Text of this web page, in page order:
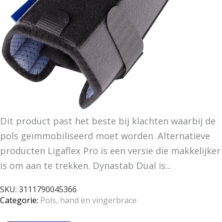
Dit product past het beste bij klachten waarbij de
pols geïmmobiliseerd moet worden. Alternatieve
producten Ligaflex Pro is een versie die makkelijker
is om aan te trekken. Dynastab Dual is...
SKU: 3111790045366
Categorie: Pols, hand en vingerbrace